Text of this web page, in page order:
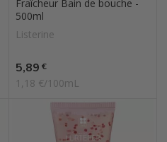
Fraîcheur Bain de bouche -
500ml
Listerine
Prix
5,89 €
1,18 €/100mL